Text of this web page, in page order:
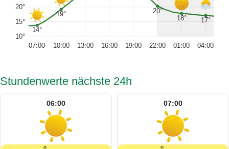
10°
15°
20°
14°
19°
20°
18°
17°
07:00 10:00 13:00 16:00 19:00 22:00 01:00 04:00
Stundenwerte nächste 24h
06:00 07:00